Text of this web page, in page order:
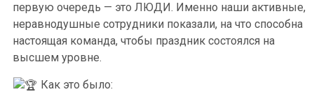
первую очередь — это ЛЮДИ. Именно наши активные,
неравнодушные сотрудники показали, на что способна
настоящая команда, чтобы праздник состоялся на
высшем уровне.
Как это было: